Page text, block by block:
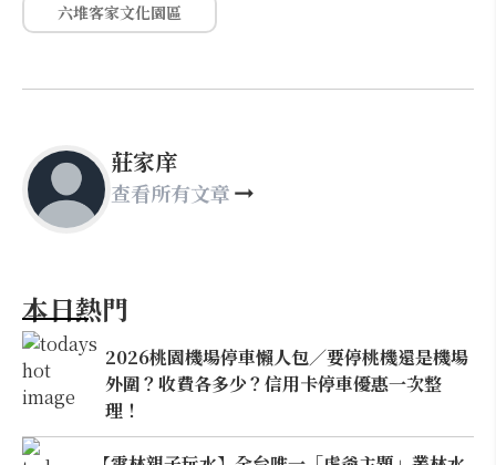
六堆客家文化園區
莊家庠
查看所有文章
本日熱門
2026桃園機場停車懶人包／要停桃機還是機場
外圍？收費各多少？信用卡停車優惠一次整
理！